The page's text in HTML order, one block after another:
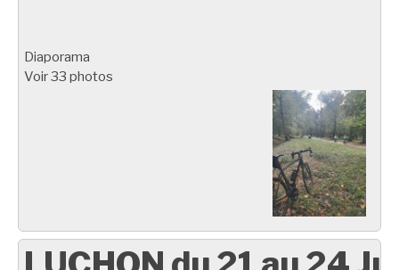
Diaporama
Voir 33 photos